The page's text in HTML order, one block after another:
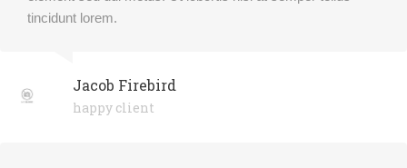
tincidunt lorem.
Jacob Firebird
happy client